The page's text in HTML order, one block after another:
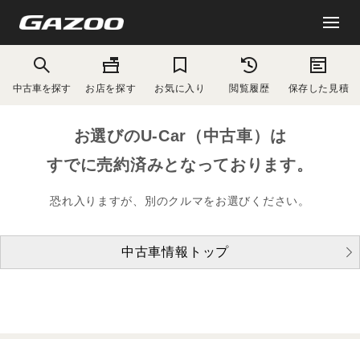
中古車を探す お店を探す お気に入り 閲覧履歴 保存した見積
お選びのU-Car（中古車）は
すでに売約済みとなっております。
恐れ入りますが、別のクルマをお選びください。
中古車情報トップ